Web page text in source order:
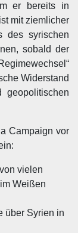
er bereits in
mit ziemlicher
des syrischen
sobald der
Widerstand
geopolitischen
Campaign vor
vielen
Weißen
über Syrien in